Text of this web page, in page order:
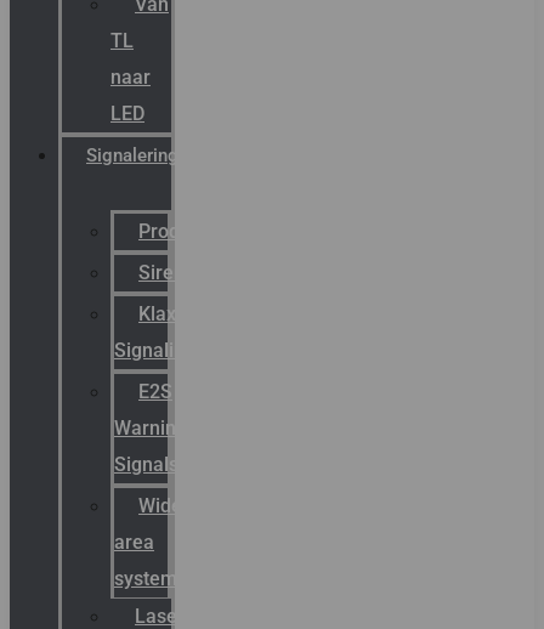
TL
naar
LED
Signalering
Productcatalogus
Sirena
Klaxon
Signaling
E2S
Warning
Signals
Wide
area
systemen
Laserbelijning